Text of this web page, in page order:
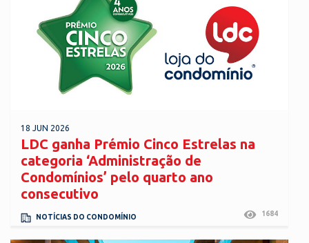
18 JUN 2026
LDC ganha Prémio Cinco Estrelas na
categoria ‘Administração de
Condomínios’ pelo quarto ano
consecutivo
NOTÍCIAS DO CONDOMÍNIO 1684